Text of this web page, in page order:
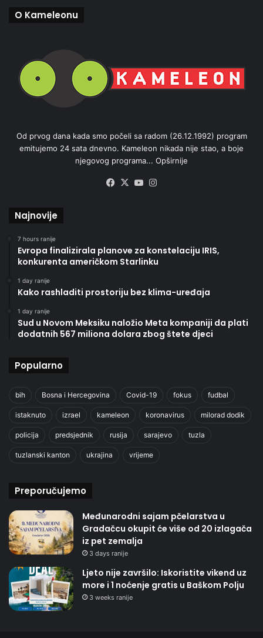
O Kameleonu
Od prvog dana kada smo počeli sa radom (26.12.1992) program
emitujemo 24 sata dnevno. Kameleon nikada nije stao, a boje
njegovog programa... Opširnije
Facebook
X YouTube
Najnovije
7 hours ranije
Evropa finalizirala planove za konstelaciju IRIS,
konkurenta američkom Starlinku
1 day ranije
Kako rashladiti prostoriju bez klima-uređaja
1 day ranije
Sud u Novom Meksiku naložio Meta kompaniji da plati
dodatnih 567 miliona dolara zbog štete djeci
Popularno
bih Bosna i Hercegovina Covid-19 fokus fudbal
istaknuto izrael kameleon koronavirus milorad dodik
policija predsjednik rusija sarajevo tuzla
tuzlanski kanton ukrajina vrijeme
Preporučujemo
Međunarodni sajam pčelarstva u
Gradačcu okupit će više od 20 izlagača
iz pet zemalja
3 days ranije
Ljeto nije završilo: Iskoristite vikend uz
more i 1 noćenje gratis u Baškom Polju
3 weeks ranije